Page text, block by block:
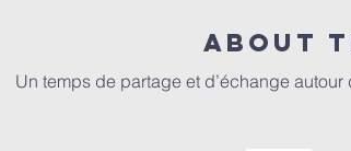
About
Un temps de partage et d’échange